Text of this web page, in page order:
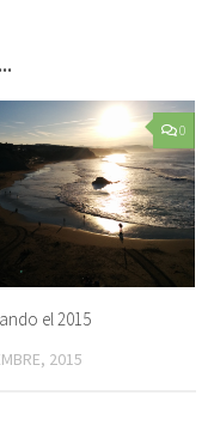
0
el 2015
2015